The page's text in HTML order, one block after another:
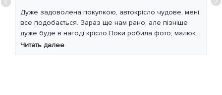
Дуже задоволена покупкою, автокрісло чудове, мені
все подобається. Зараз ще нам рано, але пізніше
дуже буде в нагоді крісло.Поки робила фото, малюк
уважно читав інструкцію 😁
Читать далее